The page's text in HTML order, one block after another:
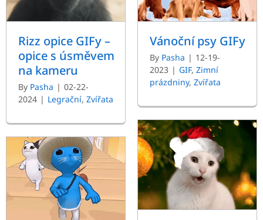
Rizz opice GIFy –
opice s úsměvem
na kameru
By Pasha | 02-22-
2024 | Legrační, Zvířata
Vánoční psy GIFy
By Pasha | 12-19-
2023 | GIF, Zimní
prázdniny, Zvířata